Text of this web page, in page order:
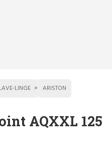
LINGE ARISTON
AQXXL 125